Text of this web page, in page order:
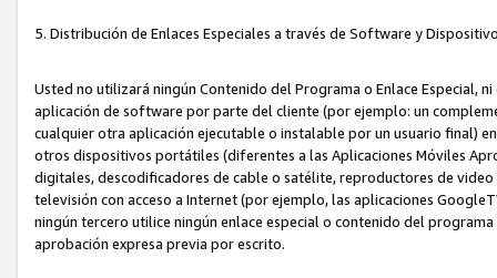
5. Distribución de Enlaces Especiales a través de Software y
Usted no utilizará ningún Contenido del Programa o Enlace Especial,
aplicación de software por parte del cliente (por ejemplo: un
cualquier otra aplicación ejecutable o instalable por un usuario final)
otros dispositivos portátiles (diferentes a las Aplicaciones Móviles
digitales, descodificadores de cable o satélite, reproductores de
televisión con acceso a Internet (por ejemplo, las aplicaciones
ningún tercero utilice ningún enlace especial o contenido del
aprobación expresa previa por escrito.